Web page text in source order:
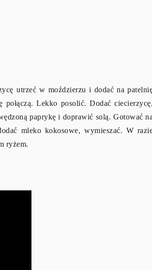
utrzeć w moździerzu i dodać na
Lekko posolić. Dodać ciecierzycę,
paprykę i doprawić solą. Gotować
mleko kokosowe, wymieszać. W
ryżem.